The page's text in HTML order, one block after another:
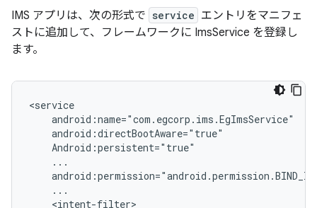
IMS アプリは、次の形式で service エントリをマニフェ
ストに追加して、フレームワークに ImsService を登録し
ます。
<service
    android:name="com.egcorp.ims.EgImsService"
    android:directBootAware="true"
    Android:persistent="true"
    ...
    ...
    <intent-filter>